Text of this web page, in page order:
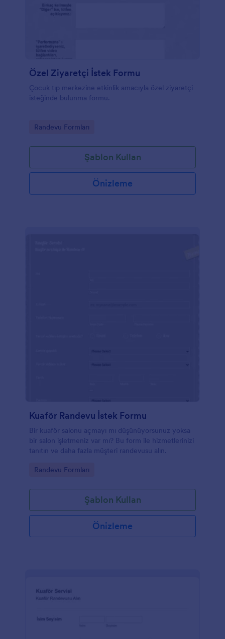
yönetebilirsiniz.
Özel Ziyaretçi İstek Formu
Çocuk tıp merkezine etkinlik amacıyla özel ziyaretçi
isteğinde bulunma formu.
Go to Category:
Randevu Formları
Şablon Kullan
Önizleme
Kuaför Randevu İstek Formu
Bir kuaför salonu açmayı mı düşünüyorsunuz yoksa
bir salon işletmeniz var mı? Bu form ile hizmetlerinizi
tanıtın ve daha fazla müşteri randevusu alın.
Go to Category:
Randevu Formları
Şablon Kullan
Önizleme